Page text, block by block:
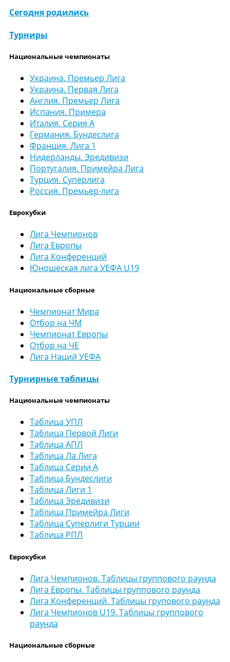
Сегодня родились
Турниры
Национальные чемпионаты
Украина. Премьер Лига
Украина. Первая Лига
Англия. Премьер Лига
Испания. Примера
Италия. Серия А
Германия. Бундеслига
Франция. Лига 1
Нидерланды. Эредивизи
Португалия. Примейра Лига
Турция. Суперлига
Россия. Премьер-лига
Еврокубки
Лига Чемпионов
Лига Европы
Лига Конференций
Юношеская лига УЕФА U19
Национальные сборные
Чемпионат Мира
Отбор на ЧМ
Чемпионат Европы
Отбор на ЧЕ
Лига Наций УЕФА
Турнирные таблицы
Национальные чемпионаты
Таблица УПЛ
Таблица Первой Лиги
Таблица АПЛ
Таблица Ла Лига
Таблица Серии А
Таблица Бундеслиги
Таблица Лиги 1
Таблица Эредивизи
Таблица Примейра Лиги
Таблица Суперлиги Турции
Таблица РПЛ
Еврокубки
Лига Чемпионов. Таблицы группового раунда
Лига Европы. Таблицы группового раунда
Лига Конференций. Таблицы групового раунда
Лига Чемпионов U19. Таблицы группового
раунда
Национальные сборные